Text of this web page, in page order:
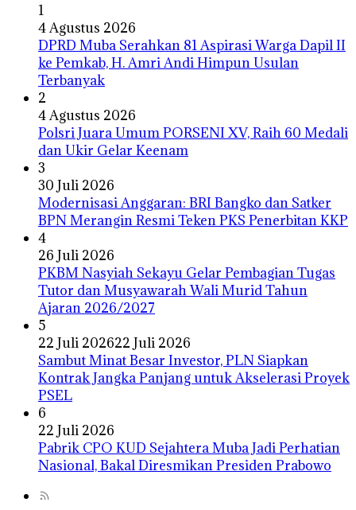
1
4 Agustus 2026
DPRD Muba Serahkan 81 Aspirasi Warga Dapil II
ke Pemkab, H. Amri Andi Himpun Usulan
Terbanyak
2
4 Agustus 2026
Polsri Juara Umum PORSENI XV, Raih 60 Medali
dan Ukir Gelar Keenam
3
30 Juli 2026
Modernisasi Anggaran: BRI Bangko dan Satker
BPN Merangin Resmi Teken PKS Penerbitan KKP
4
26 Juli 2026
PKBM Nasyiah Sekayu Gelar Pembagian Tugas
Tutor dan Musyawarah Wali Murid Tahun
Ajaran 2026/2027
5
22 Juli 202622 Juli 2026
Sambut Minat Besar Investor, PLN Siapkan
Kontrak Jangka Panjang untuk Akselerasi Proyek
PSEL
6
22 Juli 2026
Pabrik CPO KUD Sejahtera Muba Jadi Perhatian
Nasional, Bakal Diresmikan Presiden Prabowo